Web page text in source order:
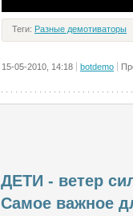
Теги: Разные демотиваторы
15-05-2010, 14:18 botdemo
ДЕТИ - ветер
Самое важное